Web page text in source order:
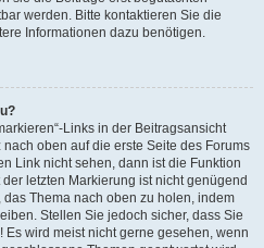
werden. Bitte kontaktieren Sie die
Informationen dazu benötigen.
Links in der Beitragsansicht
oben auf die erste Seite des Forums
Link nicht sehen, dann ist die Funktion
letzten Markierung ist nicht genügend
Thema nach oben zu holen, indem
Stellen Sie jedoch sicher, dass Sie
wird meist nicht gerne gesehen, wenn